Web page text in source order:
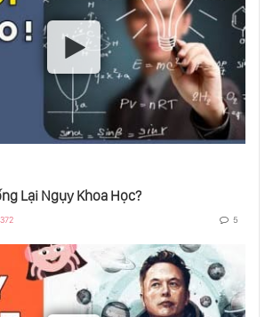
10 Trận Chiến Quan Trọng Nhất Lịch Sử Loài
Người - Phần 1
Nguyễn Ái Quốc Và Hành Trình Đi Tìm
Đường Cứu Nước
Loại - Phần 2
Hoả Giáo: Nguồn Gốc Và Sức Mạnh
Lại Ngụy Khoa Học?
5